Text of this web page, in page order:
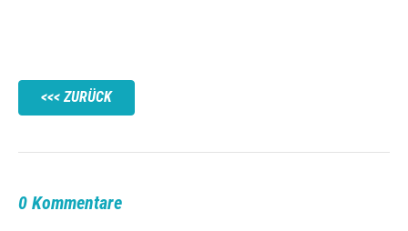
ZURÜCK
0 Kommentare